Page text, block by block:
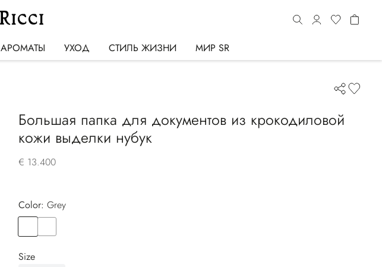
АРОМАТЫ УХОД СТИЛЬ ЖИЗНИ МИР SR
Большая папка для документов из крокодиловой
кожи выделки нубук
€ 13.400
Color:
grey
Size